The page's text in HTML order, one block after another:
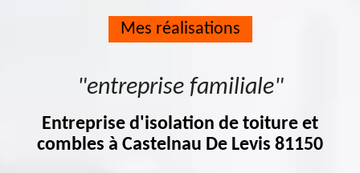
Mes réalisations
"entreprise familiale"
Entreprise d'isolation de toiture et
combles à Castelnau De Levis 81150